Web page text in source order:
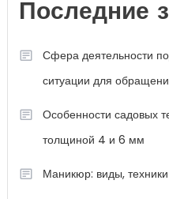
Последние
Сфера деятельности
ситуации для
Особенности садовых
толщиной 4 и 6 мм
Маникюр: виды,